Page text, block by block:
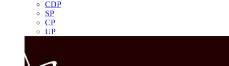
CDP
SP
CP
UP